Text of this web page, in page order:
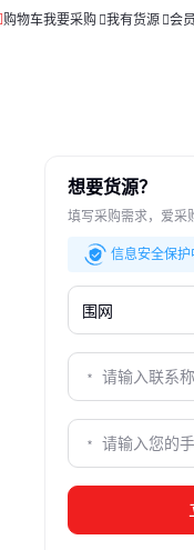
购物车我要采购 我有货源 会
想要货源？
填写采购需求，爱采
信息安全保